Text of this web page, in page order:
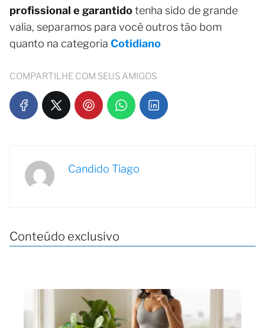
profissional e garantidotenha sido de grande
valia, separamos para você outros tão bom
quanto na categoria Cotidiano
COMPARTILHE COM SEUS AMIGOS
Candido Tiago
Conteúdo exclusivo